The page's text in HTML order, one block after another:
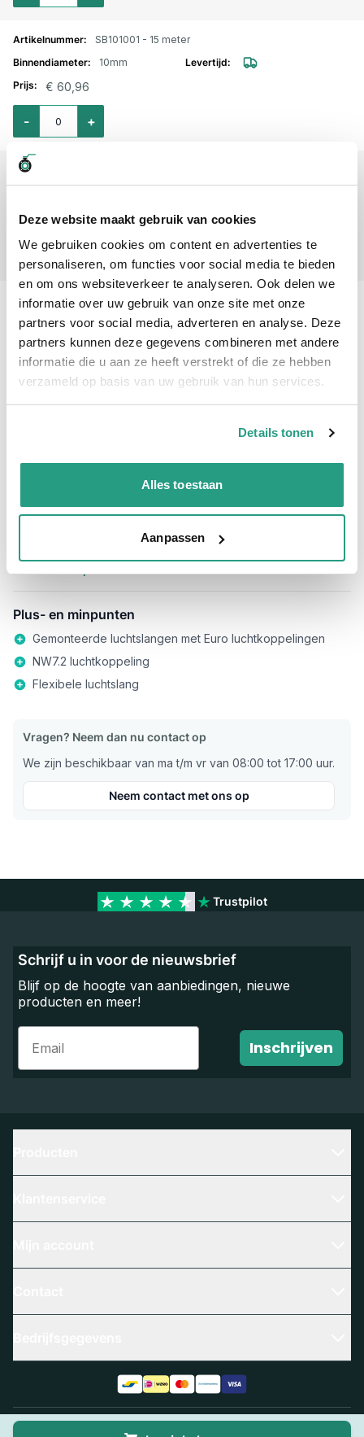
Deze website maakt gebruik van cookies
We gebruiken cookies om content en advertenties te
personaliseren, om functies voor social media te bieden
en om ons websiteverkeer te analyseren. Ook delen we
informatie over uw gebruik van onze site met onze
partners voor social media, adverteren en analyse. Deze
partners kunnen deze gegevens combineren met andere
informatie die u aan ze heeft verstrekt of die ze hebben
verzameld op basis van uw gebruik van hun services.
Details tonen
Alles toestaan
Aanpassen
SB101001 - 15 meter
10mm
€ 60,96
Aantal voor Luchtslang PVC 9x15mm L=15 meter met Euro koppeling en
+
-
€ 75,53
Aantal voor Luchtslang PVC 9x15mm L=20 meter met Euro koppeling en
+
-
SB101001 - 25 meter
10mm
€ 86,19
+
-
Hoge klantbeoordelingen: 9/10
Plus- en minpunten
Gemonteerde luchtslangen met Euro luchtkoppelingen
NW7.2 luchtkoppeling
Flexibele luchtslang
Vragen? Neem dan nu contact op
We zijn beschikbaar van ma t/m vr van 08:00 tot 17:00 uur.
Neem contact met ons op
Trustpilot
Schrijf u in voor de nieuwsbrief
Blijf op de hoogte van aanbiedingen, nieuwe
producten en meer!
Email
Inschrijven